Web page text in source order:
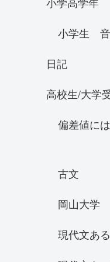
小学生
日記
高校生/大学
偏差値に
古文
岡山大学
現代文あ